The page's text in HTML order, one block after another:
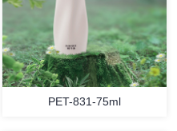
PET-831-75ml